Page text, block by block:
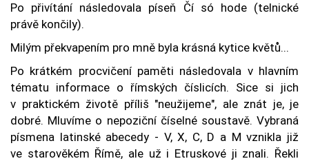
Po přivítání následovala píseň Čí só hode (telnické
právě končily).
Milým překvapením pro mně byla krásná kytice květů...
Po krátkém procvičení paměti následovala v hlavním
tématu informace o římských číslicích. Sice si jich
v praktickém životě příliš "neužijeme", ale znát je, je
dobré. Mluvíme o nepoziční číselné soustavě. Vybraná
písmena latinské abecedy - V, X, C, D a M vznikla již
ve starověkém Římě, ale už i Etruskové ji znali. Řekli